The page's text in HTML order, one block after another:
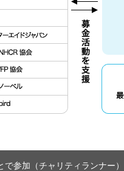
で参加（チャリティランナー）